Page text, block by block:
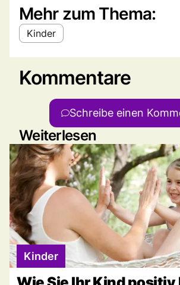
Mehr zum Thema:
Kinder
Kommentare
Schreibe einen
Weiterlesen
Kinder